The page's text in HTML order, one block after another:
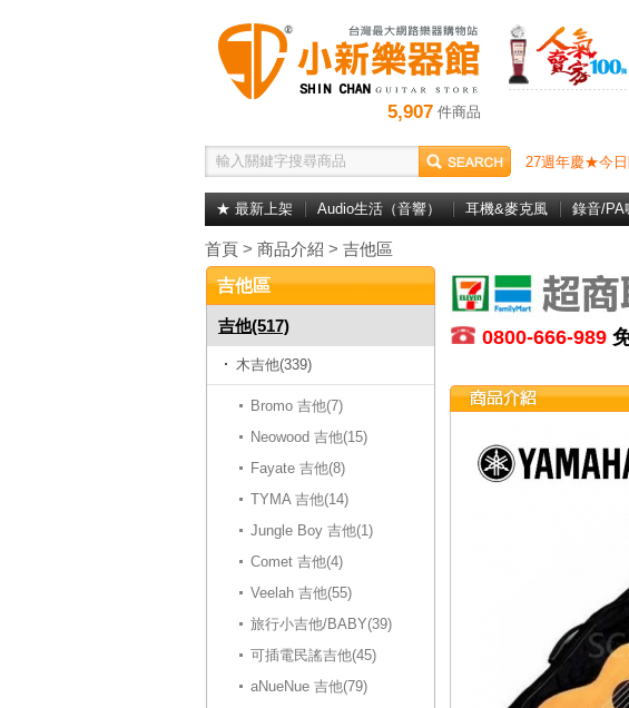
5,907 件商品
27週年慶★今
★ 最新上架 Audio生活（音響） 耳機&麥克風 錄音/PA
首頁 > 商品介紹 > 吉他區
吉他區
吉他(517)
木吉他(339)
Bromo 吉他(7)
Neowood 吉他(15)
Fayate 吉他(8)
TYMA 吉他(14)
Jungle Boy 吉他(1)
Comet 吉他(4)
Veelah 吉他(55)
旅行小吉他/BABY(39)
可插電民謠吉他(45)
aNueNue 吉他(79)
0800-666-989